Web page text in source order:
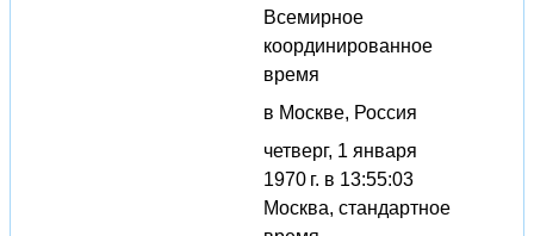
Всемирное
координированное
время
в Москве, Россия
четверг, 1 января
1970 г. в 13:55:03
Москва, стандартное